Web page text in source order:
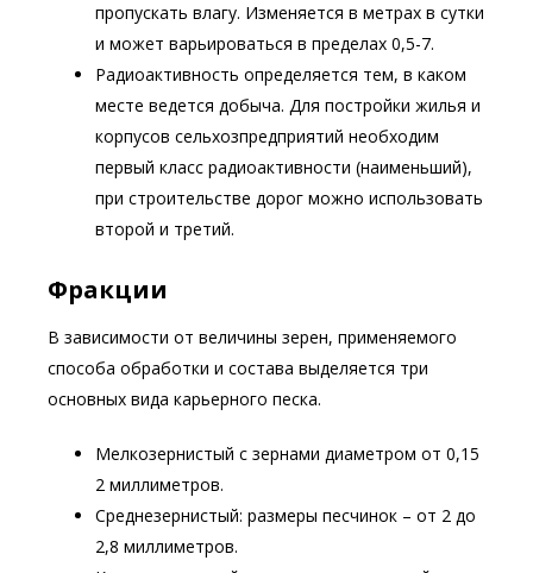
пропускать влагу. Изменяется в метрах в сутки
и может варьироваться в пределах 0,5-7.
Радиоактивность определяется тем, в каком
месте ведется добыча. Для постройки жилья и
корпусов сельхозпредприятий необходим
первый класс радиоактивности (наименьший),
при строительстве дорог можно использовать
второй и третий.
Фракции
В зависимости от величины зерен, применяемого
способа обработки и состава выделяется три
основных вида карьерного песка.
Мелкозернистый с зернами диаметром от 0,15
2 миллиметров.
Среднезернистый: размеры песчинок – от 2 до
2,8 миллиметров.